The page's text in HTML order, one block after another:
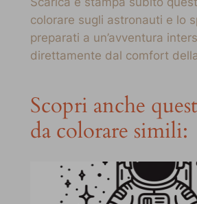
colorare sugli astronauti e lo
preparati a un’avventura
direttamente dal comfort
Scopri anche
da colorare simili: